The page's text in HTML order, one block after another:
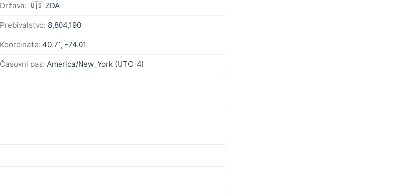
Država: 🇺🇸 ZDA
Prebivalstvo: 8,804,190
Koordinate: 40.71, -74.01
Časovni pas: America/New_York (UTC-4)